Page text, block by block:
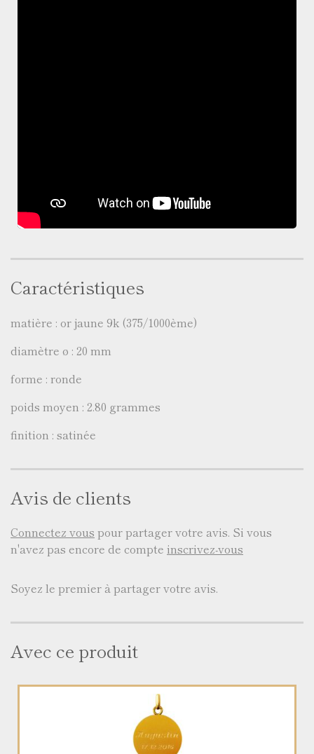
Caractéristiques
matière : or jaune 9k (375/1000ème)
diamètre ø : 20 mm
forme : ronde
poids moyen : 2.80 grammes
finition : satinée
Avis de clients
Connectez vous pour partager votre avis. Si vous
n'avez pas encore de compte inscrivez-vous
Soyez le premier à partager votre avis.
Avec ce produit